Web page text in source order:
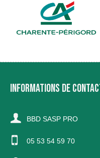
INFORMATIONS DE
BBD SASP PRO
05 53 54 59 70